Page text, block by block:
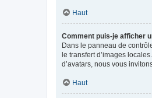
Haut
Comment puis-je afficher
Dans le panneau de
le transfert d’images
d’avatars, nous vous
Haut